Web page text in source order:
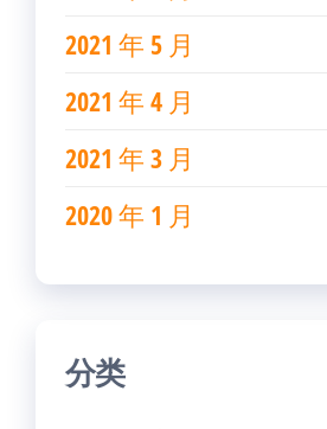
2021 年 5 月
2021 年 4 月
2021 年 3 月
2020 年 1 月
分类